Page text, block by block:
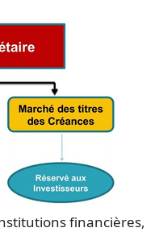
financières,